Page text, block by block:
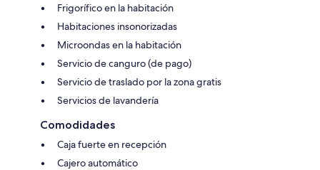
Frigorífico en la habitación
Habitaciones insonorizadas
Microondas en la habitación
Servicio de canguro (de pago)
Servicio de traslado por la zona gratis
Servicios de lavandería
Comodidades
Caja fuerte en recepción
Cajero automático